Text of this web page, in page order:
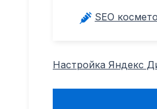
SEO
Настройка Яндекс